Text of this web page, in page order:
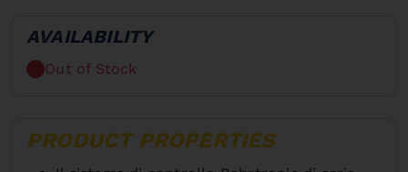
AVAILABILITY
Out of Stock
PRODUCT PROPERTIES